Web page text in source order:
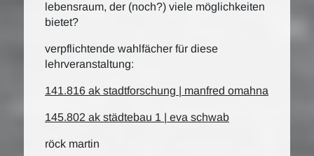
lebensraum, der (noch?) viele möglichkeiten
bietet?
verpflichtende wahlfächer für diese
lehrveranstaltung:
141.816 ak stadtforschung | manfred omahna
145.802 ak städtebau 1 | eva schwab
röck martin